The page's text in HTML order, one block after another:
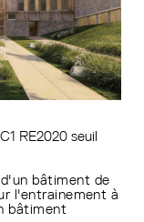
RE2020 seuil
bâtiment de
l'entrainement à
bâtiment